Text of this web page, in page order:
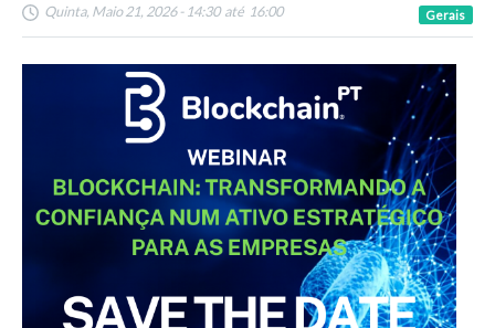
Quinta, Maio 21, 2026 - 14:30 até 16:00 Gerais